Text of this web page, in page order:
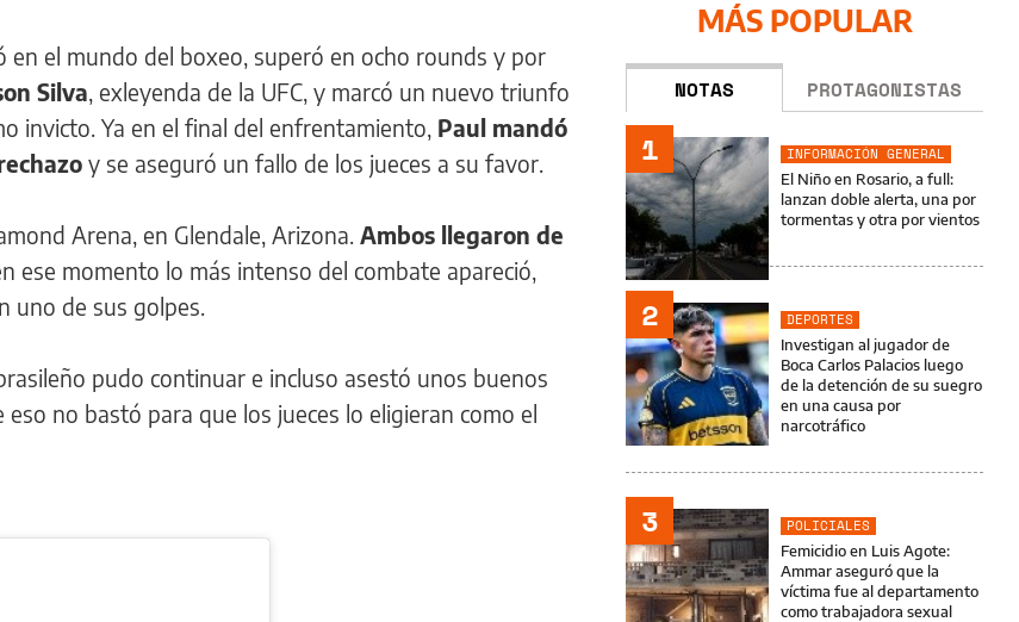
en el mundo del boxeo, superó en ocho rounds y por
Silva , exleyenda de la UFC, y marcó un nuevo triunfo
invicto. Ya en el final del enfrentamiento, Paul mandó
y se aseguró un fallo de los jueces a su favor.
Arena, en Glendale, Arizona. Ambos llegaron de
ese momento lo más intenso del combate apareció,
uno de sus golpes.
pudo continuar e incluso asestó unos buenos
no bastó para que los jueces lo eligieran como el
MÁS POPULAR
NOTAS PROTAGONISTAS
1
INFORMACIÓN GENERAL
El Niño en Rosario, a full:
lanzan doble alerta, una por
tormentas y otra por vientos
2
DEPORTES
Investigan al jugador de
Boca Carlos Palacios luego
de la detención de su suegro
en una causa por
narcotráfico
3
POLICIALES
Femicidio en Luis Agote:
Ammar aseguró que la
víctima fue al departamento
como trabajadora sexual